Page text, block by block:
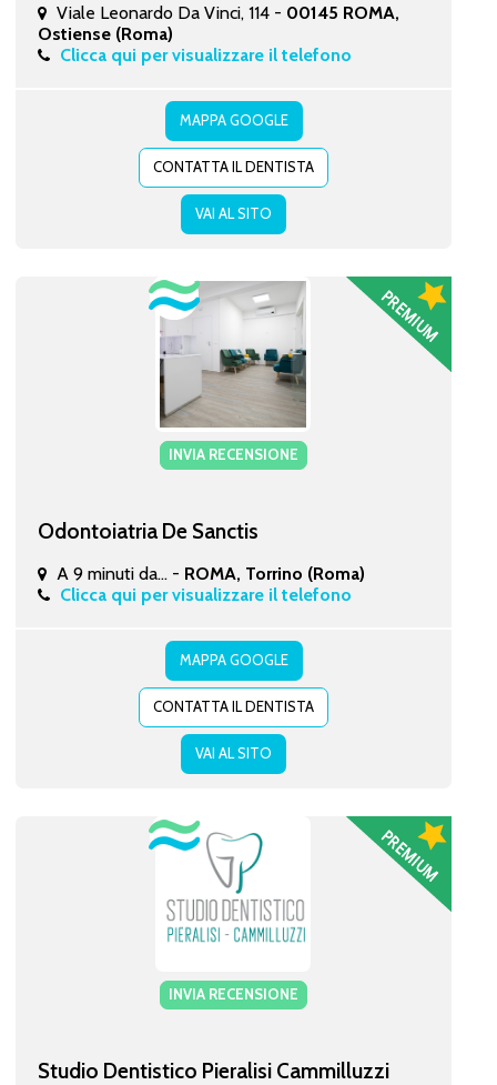
Viale Leonardo Da Vinci, 114 - 00145 ROMA,
Ostiense (Roma)
Clicca qui per visualizzare il telefono
MAPPA GOOGLE
CONTATTA IL DENTISTA
VAI AL SITO
INVIA RECENSIONE
Odontoiatria De Sanctis
A 9 minuti da... - ROMA, Torrino (Roma)
Clicca qui per visualizzare il telefono
MAPPA GOOGLE
CONTATTA IL DENTISTA
VAI AL SITO
INVIA RECENSIONE
Studio Dentistico Pieralisi Cammilluzzi